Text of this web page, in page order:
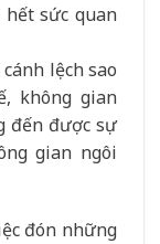
hết sức quan
lệch sao
không gian
đến được sự
gian ngôi
đón những